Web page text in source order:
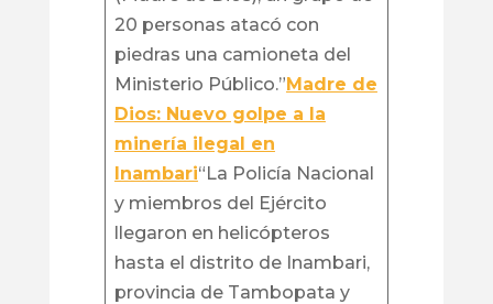
20 personas atacó con
piedras una camioneta del
Ministerio Público.”Madre de
Dios: Nuevo golpe a la
minería ilegal en
Inambari“La Policía Nacional
y miembros del Ejército
llegaron en helicópteros
hasta el distrito de Inambari,
provincia de Tambopata y